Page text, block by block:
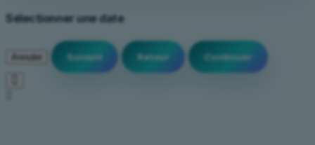
Sélectionner une date
Annuler